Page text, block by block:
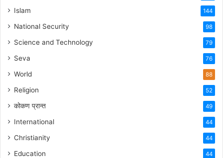
Islam 144
National Security 98
Science and Technology 79
Seva 76
World 88
Religion 52
कोकण प्रान्त 49
International 44
Christianity 44
Education 44